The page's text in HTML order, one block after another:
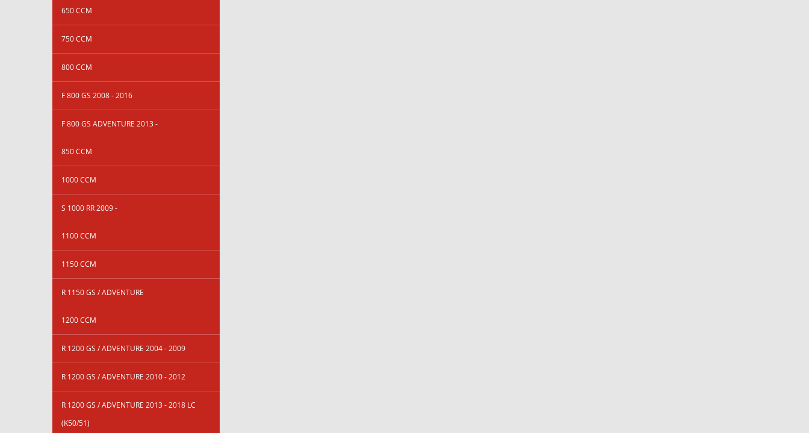
650 CCM
750 CCM
800 CCM
F 800 GS 2008 - 2016
F 800 GS ADVENTURE 2013 -
850 CCM
1000 CCM
S 1000 RR 2009 -
1100 CCM
1150 CCM
R 1150 GS / ADVENTURE
1200 CCM
R 1200 GS / ADVENTURE 2004 - 2009
R 1200 GS / ADVENTURE 2010 - 2012
R 1200 GS / ADVENTURE 2013 - 2018 LC
(K50/51)